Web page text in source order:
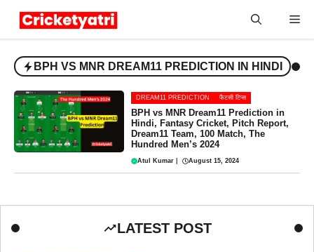
BPH VS MNR DREAM11 PREDICTION IN HINDI
DREAM11 PREDICTION फैंटसी टिप्स
BPH vs MNR Dream11 Prediction in
Hindi, Fantasy Cricket, Pitch Report,
Dream11 Team, 100 Match, The
Hundred Men’s 2024
Atul Kumar August 15, 2024
LATEST POST